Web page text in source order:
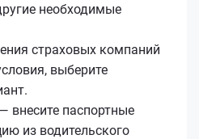
необходимые
страховых компаний
выберите
внесите паспортные
из водительского